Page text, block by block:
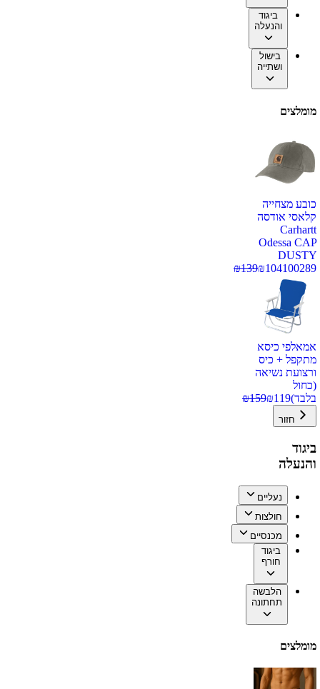
ביגוד
והנעלה
בישול
ושתייה
מומלצים
כובע מצחייה
קלאסי אודסה
Carhartt
Odessa CAP
DUSTY
100289
₪104
₪139
אמאלפי כיסא
מתקפל + כיס
ורצועת נשיאה
(כחול
בלבד)
₪119
₪159
חזור
ביגוד
והנעלה
נעליים
חולצות
מכנסיים
ביגוד
חורף
הלבשה
תחתונה
מומלצים